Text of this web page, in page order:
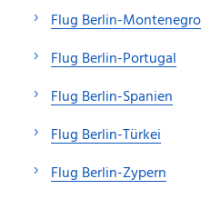
Flug Berlin-Montenegro
Flug Berlin-Portugal
Flug Berlin-Spanien
Flug Berlin-Türkei
Flug Berlin-Zypern